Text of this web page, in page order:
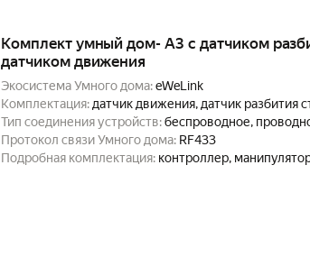
Комплект умный дом- А3 с датчиком
датчиком движения
Экосистема Умного дома:eWeLink
Комплектация: датчик движения, датчик разбития
комплект умный дом
Тип соединения устройств:беспроводное,
Протокол связи Умного дома: RF433
Подробная комплектация: контроллер,